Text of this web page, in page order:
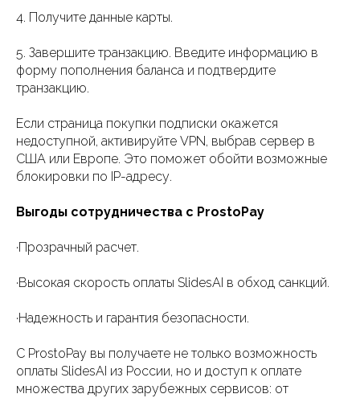
4. Получите данные карты.
5. Завершите транзакцию. Введите информацию в
форму пополнения баланса и подтвердите
транзакцию.
Если страница покупки подписки окажется
недоступной, активируйте VPN, выбрав сервер в
США или Европе. Это поможет обойти возможные
блокировки по IP-адресу.
Выгоды сотрудничества с ProstoPay
·Прозрачный расчет.
·Высокая скорость оплаты SlidesAI в обход санкций.
·Надежность и гарантия безопасности.
С ProstoPay вы получаете не только возможность
оплаты SlidesAI из России, но и доступ к оплате
множества других зарубежных сервисов: от